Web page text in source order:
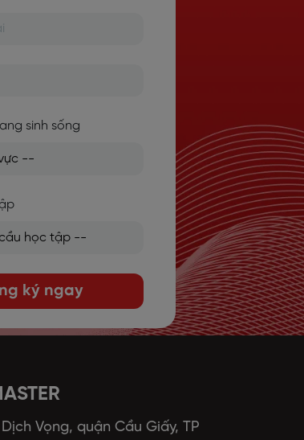
sinh sống
ký ngay
Vọng, quận Cầu Giấy, TP